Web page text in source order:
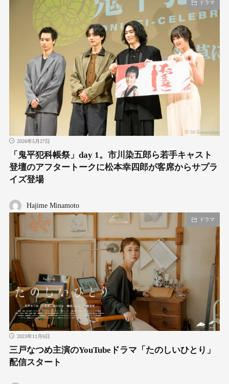
ドラマ
2026年5月27日
「鬼平犯科帳祭」day 1。市川染五郎ら若手キャスト
登壇のアフタートークに松本幸四郎が客席からサプラ
イズ登場
Hajime Minamoto
ドラマ
2023年11月6日
三戸なつめ主演のYouTubeドラマ「たのしいひとり」
配信スタート